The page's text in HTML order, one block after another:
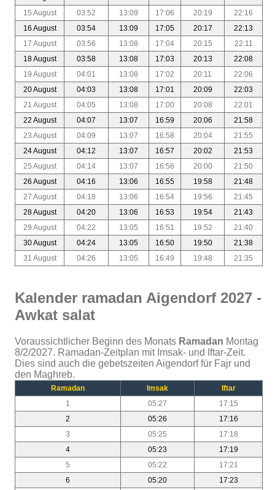
15 August
03:52 13:09 17:06 20:19
22:16
16 August
03:54 13:09 17:05 20:17
22:13
17 August
03:56 13:08 17:04 20:15
22:11
18 August
03:58 13:08 17:03 20:13
22:08
19 August
04:01 13:08 17:02 20:11
22:06
20 August
04:03 13:08 17:01 20:09
22:03
21 August
04:05 13:08 17:00 20:08
22:01
22 August
04:07 13:07 16:59 20:06
21:58
23 August
04:09 13:07 16:58 20:04
21:55
24 August
04:12 13:07 16:57 20:02
21:53
25 August
04:14 13:07 16:56 20:00
21:50
26 August
04:16 13:06 16:55 19:58
21:48
27 August
04:18 13:06 16:54 19:56
21:45
28 August
04:20 13:06 16:53 19:54
21:43
29 August
04:22 13:05 16:51 19:52
21:40
30 August
04:24 13:05 16:50 19:50
21:38
31 August
04:26 13:05 16:49 19:48 21:35
Kalender ramadan Aigendorf 2027 -
Awkat salat
Voraussichtlicher Beginn des Monats Ramadan Montag
8/2/2027. Ramadan-Zeitplan mit Imsak- und Iftar-Zeit.
Dies sind auch die gebetszeiten Aigendorf für Fajr und
den Maghreb.
Ramadan Imsak
Iftar
1
05:27
17:15
2
05:26
17:16
3
05:25
17:18
4
05:23
17:19
5
05:22
17:21
6
05:20
17:23